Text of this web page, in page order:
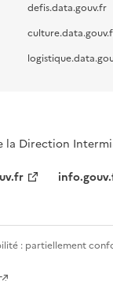
defis.data.gouv.fr
la Direction
: partiellement